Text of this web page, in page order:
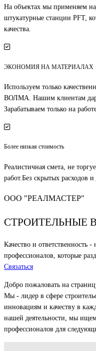
На объектах мы применяем
штукатурные станции PFT,
качества.
ЭКОНОМИЯ НА МАТЕРИАЛАХ
Используем только
ВОЛМА. Нашим клиентам
Зарабатываем только на
Более низкая стоимость
Реалистичная смета, не
работ.Без скрытых расходов
ООО "РЕАЛМАСТЕР"
СТРОИТЕЛЬНЫЕ
Качество и
профессионалов, которые
Связаться
Добро пожаловать на
Мы - лидер в сфере
инновациям и качеству в
нашей деятельности, мы
профессионалов для